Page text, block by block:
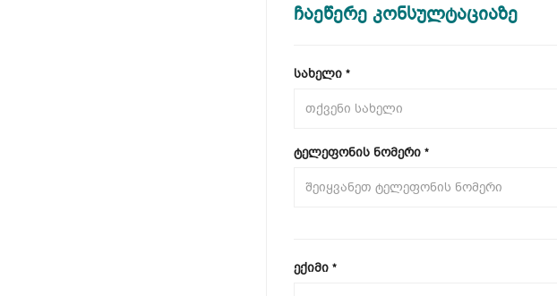
ჩაეწერე კონსულტაციაზე
სახელი *
ტელეფონის ნომერი *
ექიმი *